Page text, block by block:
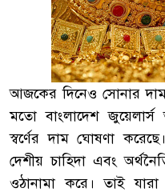
আজকের দিনেও সোনার দাম
মতো বাংলাদেশ
স্বর্ণের দাম ঘোষণা
দেশীয় চাহিদা এবং
ওঠানামা করে। তাই